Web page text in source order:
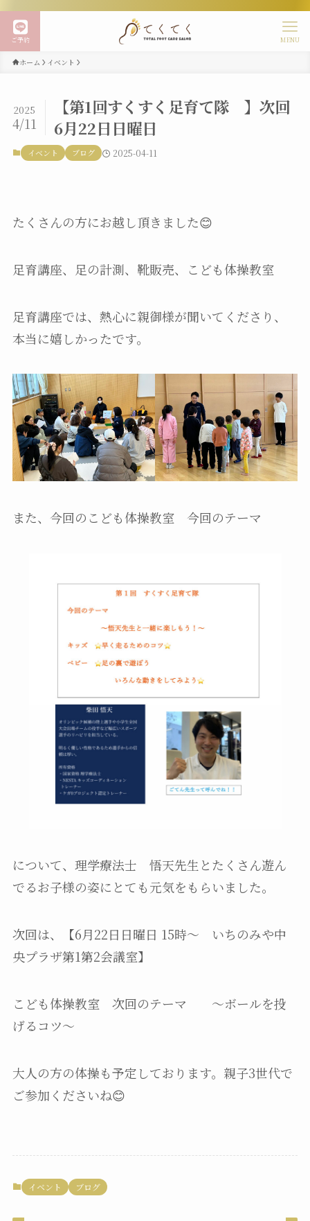
ご予約 MENU
ホーム イベント
【第1回すくすく足育て隊 】次回
6月22日日曜日
2025
4/11
イベント ブログ 2025-04-11
たくさんの方にお越し頂きました😊
足育講座、足の計測、靴販売、こども体操教室
足育講座では、熱心に親御様が聞いてくださり、
本当に嬉しかったです。
また、今回のこども体操教室 今回のテーマ
について、理学療法士 悟天先生とたくさん遊ん
でるお子様の姿にとても元気をもらいました。
次回は、【6月22日日曜日 15時〜 いちのみや中
央プラザ第1第2会議室】
こども体操教室 次回のテーマ 〜ボールを投
げるコツ〜
大人の方の体操も予定しております。親子3世代で
ご参加くださいね😊
イベント ブログ